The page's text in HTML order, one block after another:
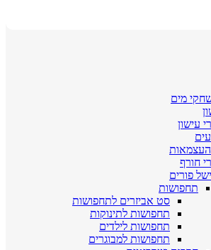
מים
עישון
העצמאות
חורף
פורים
תחפושות
סט אביזרים לתחפושות
תחפושות לתינוקות
תחפושות לילדים
תחפושות למבוגרים